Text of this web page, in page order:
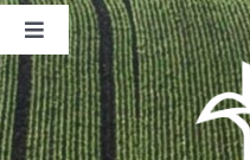
Saltar
contenido
Toggle
Navigation
Nosotros
Publicaciones